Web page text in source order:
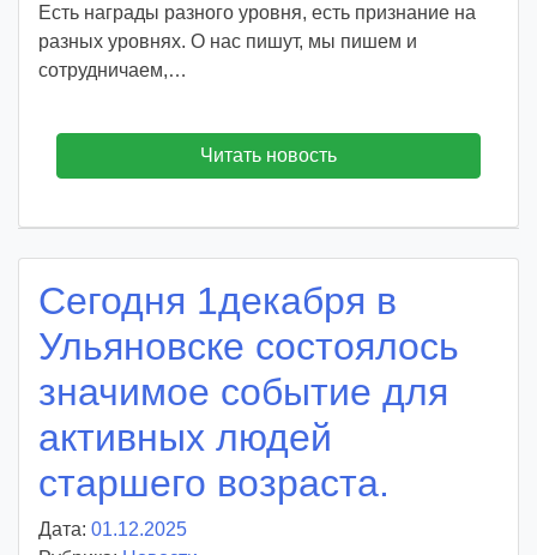
Есть награды разного уровня, есть признание на
разных уровнях. О нас пишут, мы пишем и
сотрудничаем,…
Читать новость
Сегодня 1декабря в
Ульяновске состоялось
значимое событие для
активных людей
старшего возраста.
Дата: 01.12.2025